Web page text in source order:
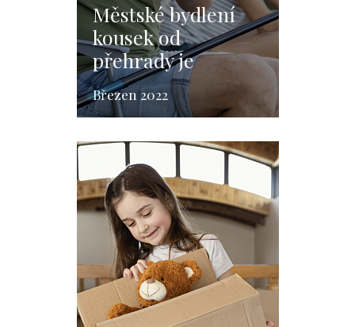
Městské bydlení
kousek od
přehrady je
ideálním místem
pro rybaření
Březen 2022